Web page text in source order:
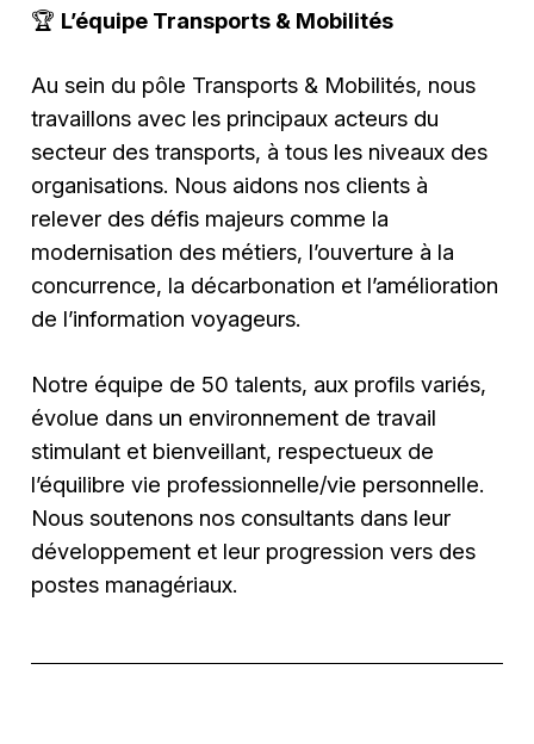
🏆 L’équipe Transports & Mobilités
Au sein du pôle Transports & Mobilités, nous
travaillons avec les principaux acteurs du
secteur des transports, à tous les niveaux des
organisations. Nous aidons nos clients à
relever des défis majeurs comme la
modernisation des métiers, l’ouverture à la
concurrence, la décarbonation et l’amélioration
de l’information voyageurs.
Notre équipe de 50 talents, aux profils variés,
évolue dans un environnement de travail
stimulant et bienveillant, respectueux de
l’équilibre vie professionnelle/vie personnelle.
Nous soutenons nos consultants dans leur
développement et leur progression vers des
postes managériaux.